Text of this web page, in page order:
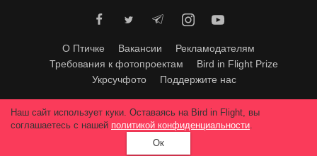
О Птичке Вакансии
Рекламодателям
Требования к фотопроектам
Bird in Flight Prize
Укрсучфото
Поддержите нас
Любое использование материалов допускается только с согласия
редакции.© 2026, Bird In Flight.
Все права защищены.
Наш сайт использует куки. Оставаясь на Bird in Flight, вы
соглашаетесь с нашей политикой конфиденциальности.
Ок